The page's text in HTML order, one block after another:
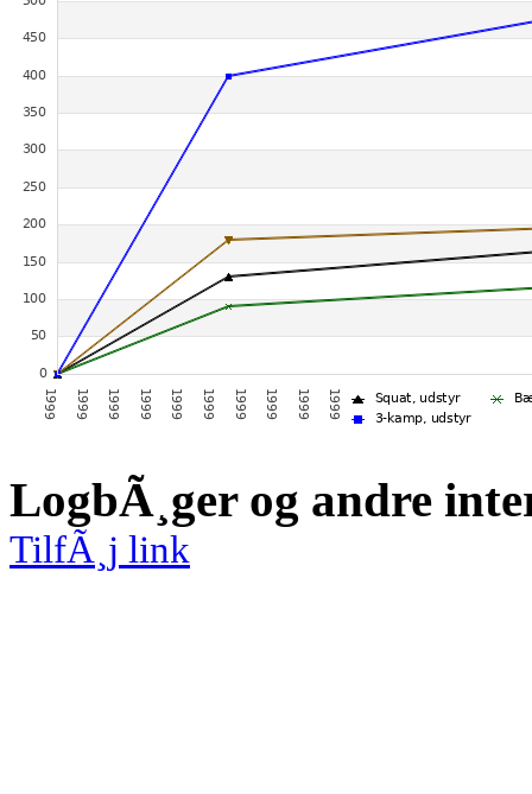
LogbÃ¸ger og andre
TilfÃ¸j link